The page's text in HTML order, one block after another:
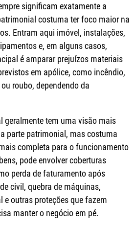
significam exatamente a
costuma ter foco maior na
Entram aqui imóvel, instalações,
e, em alguns casos,
é amparar prejuízos materiais
em apólice, como incêndio,
roubo, dependendo da
geralmente tem uma visão mais
parte patrimonial, mas costuma
completa para o funcionamento
pode envolver coberturas
perda de faturamento após
civil, quebra de máquinas,
e outras proteções que fazem
manter o negócio em pé.